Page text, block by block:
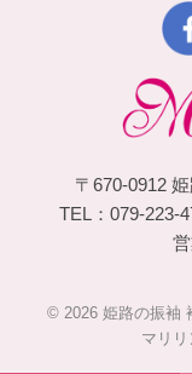
〒670-0912
TEL：079-223-
© 2026 姫路の振袖
マリ